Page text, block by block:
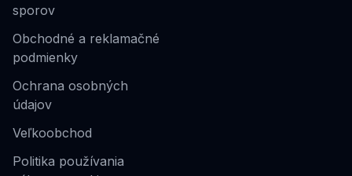
sporov
Obchodné a reklamačné
podmienky
Ochrana osobných
údajov
Veľkoobchod
Politika používania